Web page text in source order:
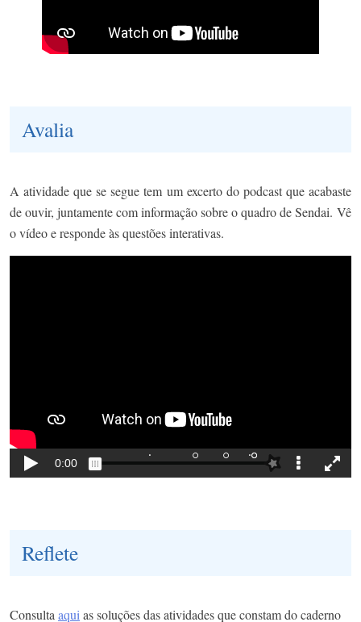
Avalia
A atividade que se segue tem um excerto do podcast que acabaste
de ouvir, juntamente com informação sobre o quadro de Sendai. Vê
o vídeo e responde às questões interativas.
Reflete
Consulta aqui as soluções das atividades que constam do caderno